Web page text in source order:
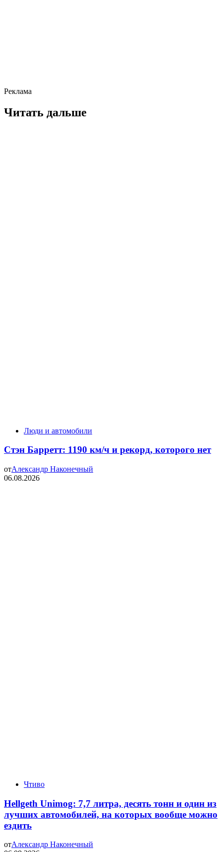
Реклама
Читать дальше
Люди и автомобили
Стэн Барретт: 1190 км/ч и рекорд, которого нет
отАлександр Наконечный
06.08.2026
Чтиво
Hellgeth Unimog: 7,7 литра, десять тонн и один из
лучших автомобилей, на которых вообще можно
ездить
отАлександр Наконечный